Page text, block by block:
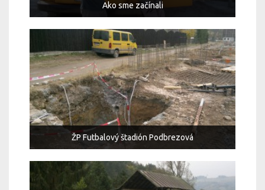
Ako sme začínali
ŽP Futbalový štadión Podbrezová